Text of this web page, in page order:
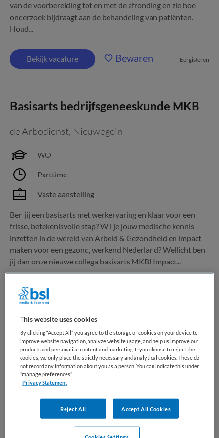
van de voorbereiding tot en met de afronding en zie hoe
onderzoek bijdraagt aan de behandeling van patiënten.
Houd...
Bekijk vacature Bewaren Eergisteren
Basisarts bedrijfsgeneeskunde MKB
de Arbodienst, Nieuwegein
WO
Parttime
Vaste aanstelling
Ben jij een basisarts met werkervaring en klaar voor een
frisse, betekenisvolle stap? Wil je jouw medische kennis
inzetten in de wereld van Arbeid & Gezondheid en impact
maken voor een gezond, werkend Nederland? Wellicht ben
jij dan onze nieuwe collega basisarts MKB! Impact...
Bekijk vacature
Verpleegkundige MDL en GE
chirurgie
St. Antonius Ziekenhuis
MBO
Fulltime
This website uses cookies
By clicking “Accept All” you agree to the storage of cookies on your device to
improve website navigation, analyze website usage, and help us improve our
products and personalize content and marketing. If you choose to reject the
cookies, we only place the strictly necessary and analytical cookies. These do
not record any information about you as a person. You can indicate this under
"manage preferences"
Privacy Statement
Reject All Accept All Cookies
Cookies Settings